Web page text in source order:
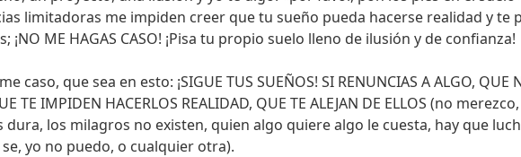
limitadoras me impiden creer que tu sueño pueda hacerse realidad y te
¡NO ME HAGAS CASO! ¡Pisa tu propio suelo lleno de ilusión y de confianza!
caso, que sea en esto: ¡SIGUE TUS SUEÑOS! SI RENUNCIAS A ALGO, QUE
TE IMPIDEN HACERLOS REALIDAD, QUE TE ALEJAN DE ELLOS (no
dura, los milagros no existen, quien algo quiere algo le cuesta, hay que
yo no puedo, o cualquier otra).